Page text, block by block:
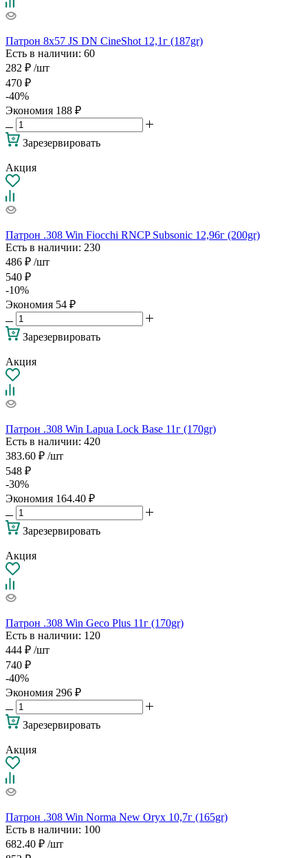
Патрон 8х57 JS DN CineShot 12,1г (187gr)
Есть в наличии: 60
282 ₽ /шт
470 ₽
-40%
Экономия 188 ₽
Зарезервировать
Акция
Патрон .308 Win Fiocchi RNCP Subsonic 12,96г (200gr)
Есть в наличии: 230
486 ₽ /шт
540 ₽
-10%
Экономия 54 ₽
Зарезервировать
Акция
Патрон .308 Win Lapua Lock Base 11г (170gr)
Есть в наличии: 420
383.60 ₽ /шт
548 ₽
-30%
Экономия 164.40 ₽
Зарезервировать
Акция
Патрон .308 Win Geco Plus 11г (170gr)
Есть в наличии: 120
444 ₽ /шт
740 ₽
-40%
Экономия 296 ₽
Зарезервировать
Акция
Патрон .308 Win Norma New Oryx 10,7г (165gr)
Есть в наличии: 100
682.40 ₽ /шт